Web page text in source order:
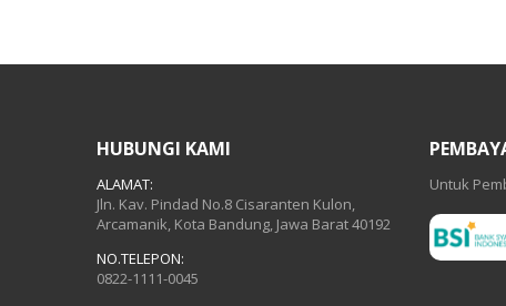
HUBUNGI KAMI
ALAMAT:
Jln. Kav. Pindad No.8 Cisaranten Kulon,
Arcamanik, Kota Bandung, Jawa Barat 40192
NO.TELEPON:
0822-1111-0045
Untuk